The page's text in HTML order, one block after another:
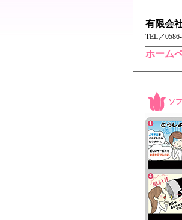
有限会
TEL／
ホーム
ソ